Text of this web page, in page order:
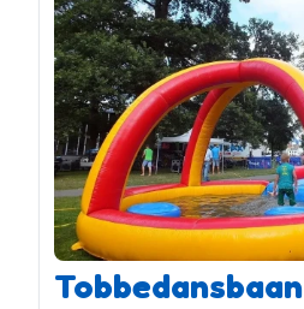
Tobbedansbaan